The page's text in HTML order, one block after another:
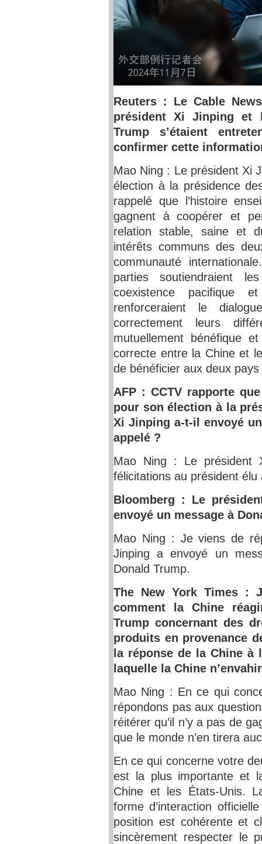
Reuters : Le Cable
président Xi Jinping et
Trump s’étaient
confirmer cette
Mao Ning : Le président Xi
élection à la présidence
rappelé que l’histoire
gagnent à coopérer et
relation stable, saine et
intérêts communs des
communauté
parties soutiendraient
coexistence pacifique
renforceraient le
correctement leurs
mutuellement bénéfique
correcte entre la Chine et
de bénéficier aux deux
AFP : CCTV rapporte
pour son élection à la
Xi Jinping a-t-il envoyé
appelé ?
Mao Ning : Le président
félicitations au président
Bloomberg : Le
envoyé un message à
Mao Ning : Je viens de
Jinping a envoyé un
Donald Trump.
The New York Times :
comment la Chine
Trump concernant des
produits en provenance
la réponse de la Chine à
laquelle la Chine
Mao Ning : En ce qui
répondons pas aux
réitérer qu’il n’y a pas de
que le monde n’en tirera
En ce qui concerne votre
est la plus importante et
Chine et les États-Unis.
forme d’interaction
position est cohérente et
sincèrement respecter le